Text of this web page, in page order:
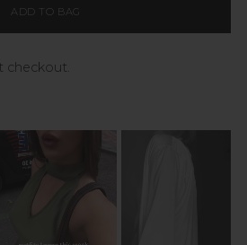
ADD TO BAG
checkout.